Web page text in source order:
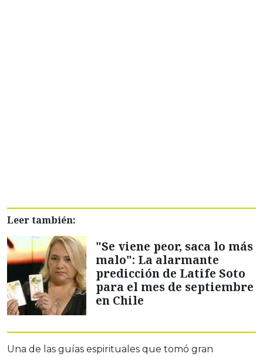
Leer también:
"Se viene peor, saca lo más
malo": La alarmante
predicción de Latife Soto
para el mes de septiembre
en Chile
Una de las guías espirituales que tomó gran